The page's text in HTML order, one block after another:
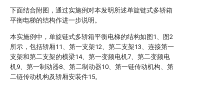
下面结合附图，通过实施例对本发明所述单旋链式多轿箱
平衡电梯的结构作进一步说明。
本实施例中，单旋链式多轿箱平衡电梯的结构如图1、图2
所示，包括轿厢11、第一支架12、第二支架13、连接第一
支架和第二支架的横梁14、第一变频电机7、第二变频电
机9、第一制动器8、第二制动器10、第一链传动机构、第
二链传动机构及轿厢安装件15。